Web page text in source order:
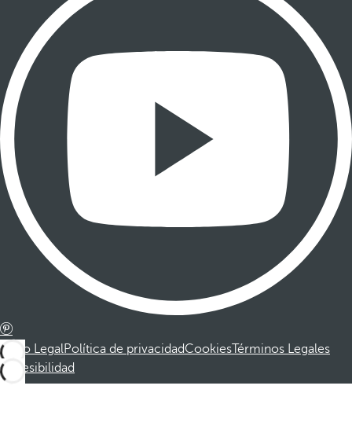
Aviso LegalPolítica de privacidadCookiesTérminos Legales
Accesibilidad